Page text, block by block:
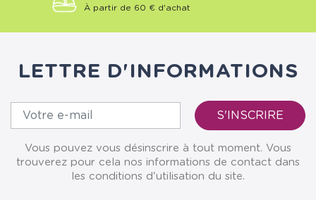
À partir de 60 € d'achat
LETTRE D'INFORMATIONS
Vous pouvez vous désinscrire à tout moment. Vous
trouverez pour cela nos informations de contact dans
les conditions d'utilisation du site.